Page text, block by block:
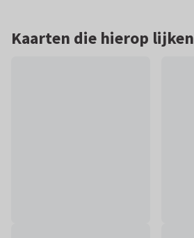
Kaarten die hierop lijken